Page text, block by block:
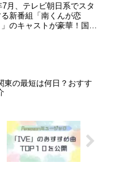
7月、テレビ朝日系でスタ
新番組「南くんが恋
」のキャストが豪華！国民
東の最短は何日？おすす